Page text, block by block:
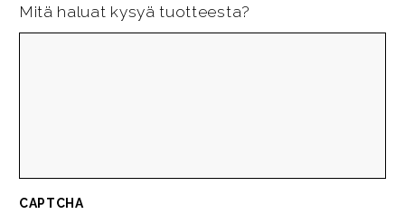
Mitä haluat kysyä tuotteesta?
CAPTCHA